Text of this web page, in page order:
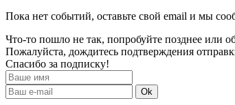
Пока нет событий, оставьте свой email и мы
Что-то пошло не так, попробуйте позднее или
Пожалуйста, дождитесь подтверждения
Спасибо за подписку!
Ok